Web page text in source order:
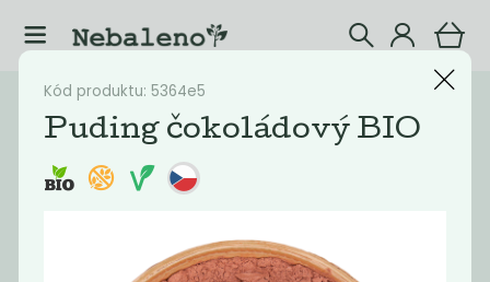
Katalog Potraviny
Filtrovat produkty
Nejlevnější Nejdražší
Kód produktu: 5364e5
Puding čokoládový BIO